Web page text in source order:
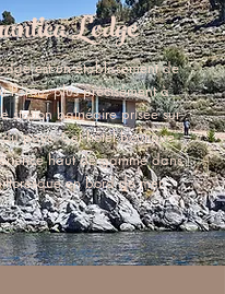
Lodge
est un établissement de
Pérou, plus précisément à
station balnéaire prisée sur
pays. Cet hôtel boutique
haut de gamme dans
en bord de mer.